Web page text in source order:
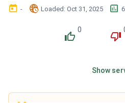
󰃶 - 󱉊 Loaded: Oct 31, 2025 󱕎 6
󰔔
0
󰔒
Show